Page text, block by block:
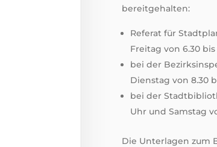
bereitgehalten:
Referat für
Freitag von 6.30 bis
bei der
Dienstag von 8.30
bei der
Uhr und Samstag
Die Unterlagen zum